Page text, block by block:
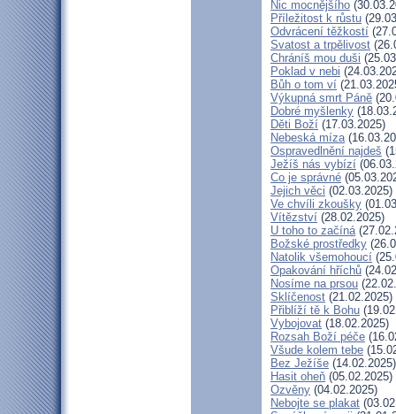
Nic mocnějšího
Příležitost k růstu
Odvrácení těžkostí
Svatost a trpělivost
Chráníš mou duši
Poklad v nebi
Bůh o tom ví
Výkupná smrt Páně
Dobré myšlenky
Děti Boží (17.03.2025)
Nebeská míza
Ospravedlnění najdeš
Ježíš nás vybízí
Co je správné
Jejich věci (02.03.2025)
Ve chvíli zkoušky
Vítězství (28.02.2025)
U toho to začíná
Božské prostředky
Natolik všemohoucí
Opakování hříchů
Nosíme na prsou
Sklíčenost (21.02.2025)
Přiblíží tě k Bohu
Vybojovat (18.02.2025)
Rozsah Boží péče
Všude kolem tebe
Bez Ježíše (14.02.2025)
Hasit oheň (05.02.2025)
Ozvěny (04.02.2025)
Nebojte se plakat